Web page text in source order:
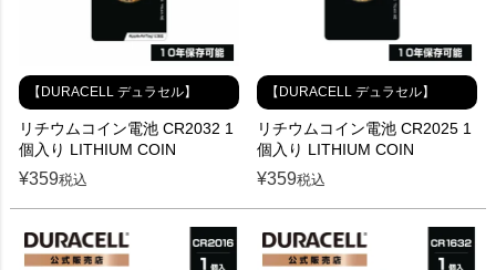
【DURACELL デュラセル】
リチウムコイン電池 CR2032 1
個入り LITHIUM COIN
¥359税込
【DURACELL デュラセル】
リチウムコイン電池 CR2025 1
個入り LITHIUM COIN
¥359税込